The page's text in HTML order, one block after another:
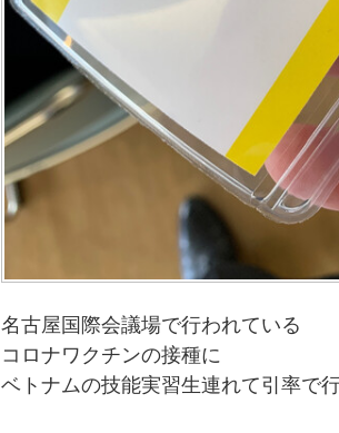
名古屋国際会議場で行われている
コロナワクチンの接種に
ベトナムの技能実習生連れて引率で